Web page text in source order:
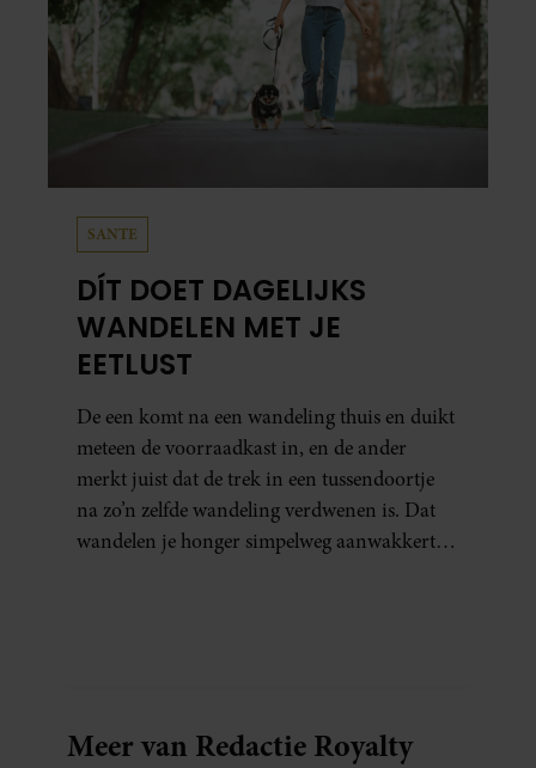
SANTE
DÍT DOET DAGELIJKS
WANDELEN MET JE
EETLUST
De een komt na een wandeling thuis en duikt
meteen de voorraadkast in, en de ander
merkt juist dat de trek in een tussendoortje
na zo’n zelfde wandeling verdwenen is. Dat
wandelen je honger simpelweg aanwakkert,
Meer van Redactie Royalty